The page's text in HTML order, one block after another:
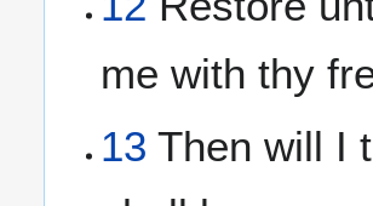
me with thy
13 Then will I